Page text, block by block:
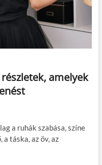
amelyek
a ruhák szabása, színe
a táska, az öv, az